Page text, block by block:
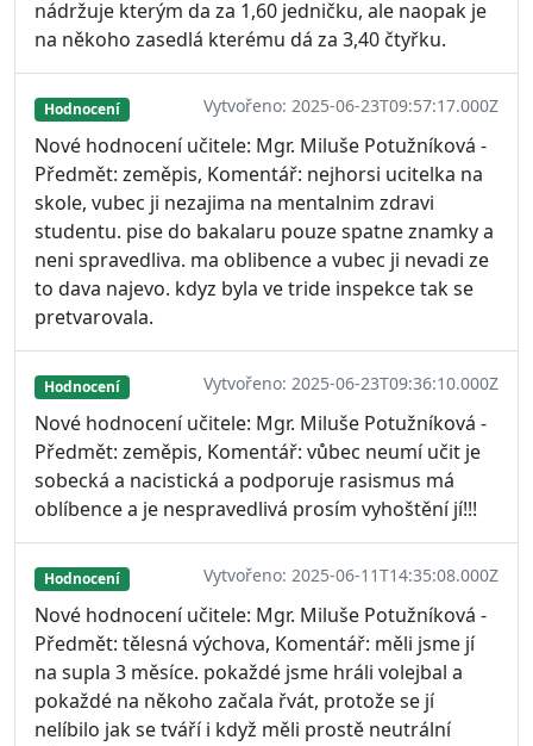
nádržuje kterým da za 1,60 jedničku, ale naopak je
na někoho zasedlá kterému dá za 3,40 čtyřku.
Hodnocení Vytvořeno: 2025-06-23T09:57:17.000Z
Nové hodnocení učitele: Mgr. Miluše Potužníková -
Předmět: zeměpis, Komentář: nejhorsi ucitelka na
skole, vubec ji nezajima na mentalnim zdravi
studentu. pise do bakalaru pouze spatne znamky a
neni spravedliva. ma oblibence a vubec ji nevadi ze
to dava najevo. kdyz byla ve tride inspekce tak se
pretvarovala.
Hodnocení Vytvořeno: 2025-06-23T09:36:10.000Z
Nové hodnocení učitele: Mgr. Miluše Potužníková -
Předmět: zeměpis, Komentář: vůbec neumí učit je
sobecká a nacistická a podporuje rasismus má
oblíbence a je nespravedlivá prosím vyhoštění jí!!!
Hodnocení Vytvořeno: 2025-06-11T14:35:08.000Z
Nové hodnocení učitele: Mgr. Miluše Potužníková -
Předmět: tělesná výchova, Komentář: měli jsme jí
na supla 3 měsíce. pokaždé jsme hráli volejbal a
pokaždé na někoho začala řvát, protože se jí
nelíbilo jak se tváří i když měli prostě neutrální